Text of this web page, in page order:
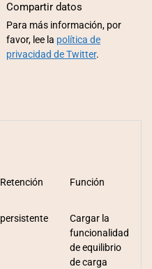
Compartir datos
Para más información, por
favor, lee la política de
privacidad de Twitter.
Retención
persistente
Función
Cargar la
funcionalidad
de equilibrio
de carga